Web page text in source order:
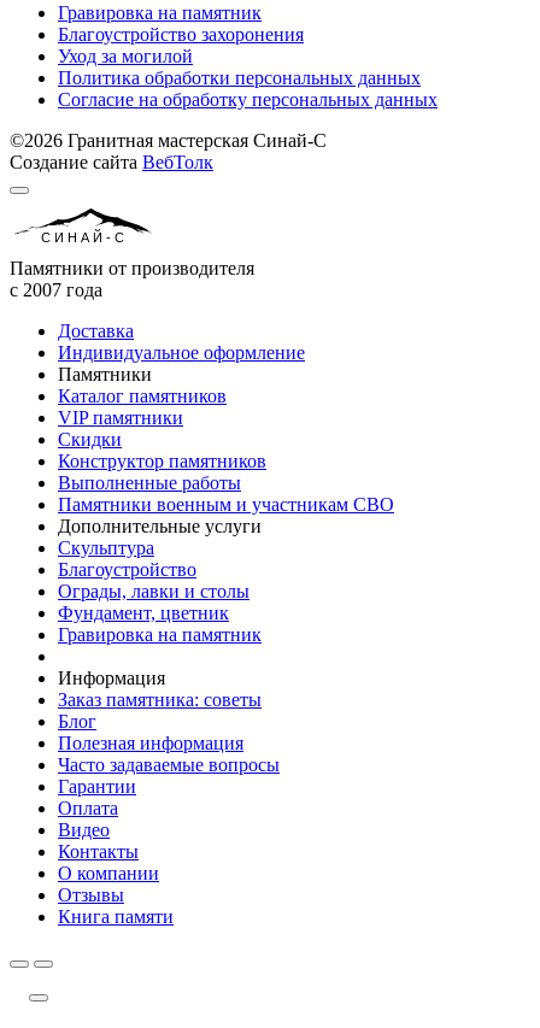
Гравировка на памятник
Благоустройство захоронения
Уход за могилой
Политика обработки персональных данных
Согласие на обработку персональных данных
©2026 Гранитная мастерская Синай-С
Создание сайта ВебТолк
СИНАЙ-С
Памятники от производителя
с 2007 года
Доставка
Индивидуальное оформление
Памятники
Каталог памятников
VIP памятники
Скидки
Конструктор памятников
Выполненные работы
Памятники военным и участникам СВО
Дополнительные услуги
Скульптура
Благоустройство
Ограды, лавки и столы
Фундамент, цветник
Гравировка на памятник
Информация
Заказ памятника: советы
Блог
Полезная информация
Часто задаваемые вопросы
Гарантии
Оплата
Видео
Контакты
О компании
Отзывы
Книга памяти